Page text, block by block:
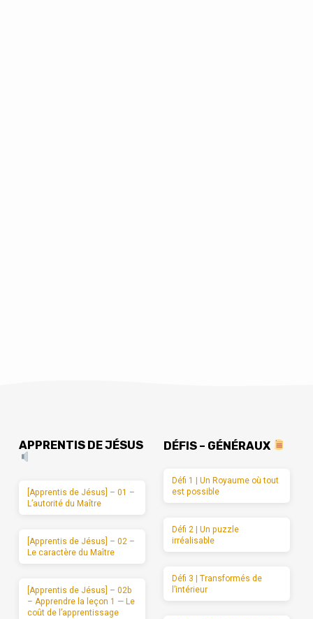
APPRENTIS DE JÉSUS
[Apprentis de Jésus] – 01 –
L’autorité du Maître
[Apprentis de Jésus] – 02 –
Le caractère du Maître
[Apprentis de Jésus] – 02b
– Apprendre la leçon 1 — Le
coût de l’apprentissage
DÉFIS – GÉNÉRAUX
Défi 1 | Un Royaume où tout
est possible
Défi 2 | Un puzzle
irréalisable
Défi 3 | Transformés de
l’intérieur